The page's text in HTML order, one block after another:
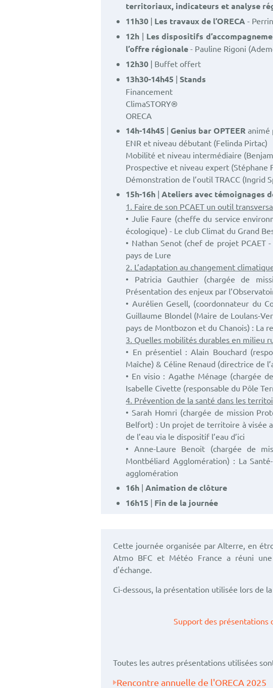
territoriaux, indicateurs et analyse
11h30 | Les travaux de l’ORECA -
12h | Les dispositifs
l’offre régionale - Pauline Rigoni
12h30 | Buffet offert
13h30-14h45 |Stands
Financement
ClimaSTORY®
ORECA
14h-14h45 |Genius bar OPTEER animé
ENR et niveau débutant (Felinda Pirtac)
Mobilité et niveau intermédiaire
Prospective et niveau expert (Stéphane
Démonstration de l’outil TRACC (Ingrid
15h-16h |Ateliers avec témoignages
1. Faire de son PCAET un outil
• Julie Faure (cheffe du service
écologique) - Le club Climat du Grand
• Nathan Senot (chef de projet PCAET
pays de Lure
2. L’adaptation au changement
• Patricia Gauthier (chargée de
Présentation des enjeux par
• Aurélien Gesell, (coordonnateur du
Guillaume Blondel (Maire de Loulans-
pays de Montbozon et du Chanois) : La
3. Quelles mobilités durables en milieu
• En présentiel : Alain Bouchard
Maîche) & Céline Renaud (directrice de
• En visio : Agathe Ménage (chargée
Isabelle Civette (responsable du Pôle
4. Prévention de la santé dans les
• Sarah Homri (chargée de mission
Belfort) : Un projet de territoire à visée
de l’eau via le dispositif l’eau d’ici
• Anne-Laure Benoit (chargée de
Montbéliard Agglomération) : La
agglomération
16h |Animation de clôture
16h15 | Fin de la journée
Cette journée organisée par Alterre, en
Atmo BFC et Météo France a réuni
d'échange.
Ci-dessous, la présentation utilisée lors de
Support des présentations
Toutes les autres présentations utilisées
Rencontre annuelle de l'ORECA 2025